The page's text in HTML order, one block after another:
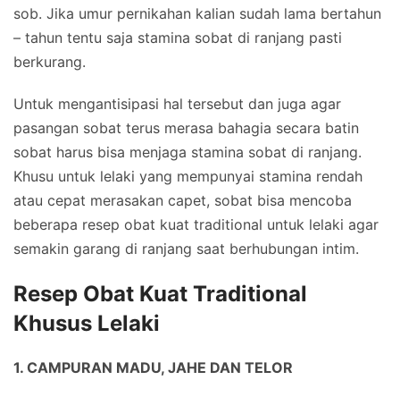
sob. Jika umur pernikahan kalian sudah lama bertahun
– tahun tentu saja stamina sobat di ranjang pasti
berkurang.
Untuk mengantisipasi hal tersebut dan juga agar
pasangan sobat terus merasa bahagia secara batin
sobat harus bisa menjaga stamina sobat di ranjang.
Khusu untuk lelaki yang mempunyai stamina rendah
atau cepat merasakan capet, sobat bisa mencoba
beberapa resep obat kuat traditional untuk lelaki agar
semakin garang di ranjang saat berhubungan intim.
Resep Obat Kuat Traditional
Khusus Lelaki
1. CAMPURAN MADU, JAHE DAN TELOR